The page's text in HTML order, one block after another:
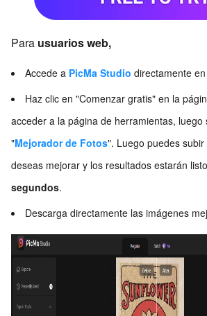
Para usuarios web,
Accede a PicMa Studio directamente
Haz clic en "Comenzar gratis" en la
acceder a la página de herramientas, luego
"Mejorador de Fotos". Luego puedes
deseas mejorar y los resultados estarán
segundos.
Descarga directamente las imágenes